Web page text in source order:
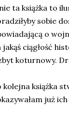
ta książka to
sobie
o
jakąś ciągłość
koturnowy.
kolejna książka
już ich